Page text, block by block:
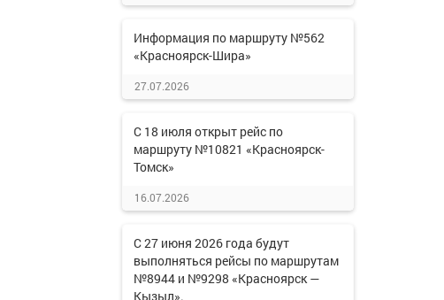
Информация по маршруту №562
«Красноярск-Шира»
27.07.2026
С 18 июля открыт рейс по
маршруту №10821 «Красноярск-
Томск»
16.07.2026
С 27 июня 2026 года будут
выполняться рейсы по маршрутам
№8944 и №9298 «Красноярск —
Кызыл».